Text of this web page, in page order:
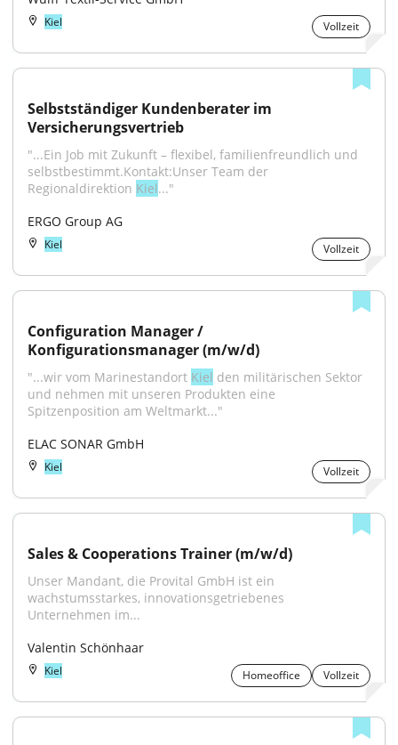
Kiel Vollzeit
Selbstständiger Kundenberater im
Versicherungsvertrieb
"...Ein Job mit Zukunft – flexibel, familienfreundlich und
selbstbestimmt.Kontakt:Unser Team der
Regionaldirektion Kiel..."
ERGO Group AG
Kiel Vollzeit
Configuration Manager /
Konfigurationsmanager (m/w/d)
"...wir vom Marinestandort Kiel den militärischen Sektor
und nehmen mit unseren Produkten eine
Spitzenposition am Weltmarkt..."
ELAC SONAR GmbH
Kiel Vollzeit
Sales & Cooperations Trainer (m/w/d)
Unser Mandant, die Provital GmbH ist ein
wachstumsstarkes, innovationsgetriebenes
Unternehmen im...
Valentin Schönhaar
Kiel Homeoffice Vollzeit